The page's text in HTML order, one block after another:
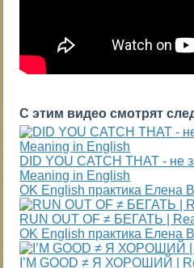
С этим видео смотрят
DID YOU CATCH THAT - не
Meaning in English
OK English практика Елена
RUN OUT OF ≠ БЕГАТЬ |
OK English практика Елена
I’M GOOD ≠ Я ХОРОШИЙ |